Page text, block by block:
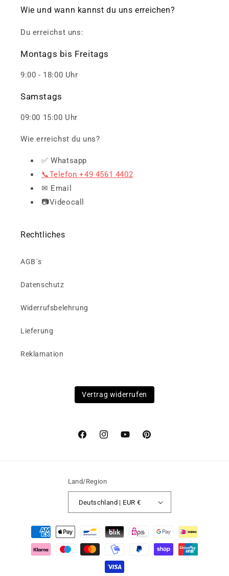
Wie und wann kannst du uns erreichen?
Du erreichst uns:
Montags bis Freitags
9:00 - 18:00 Uhr
Samstags
09:00 15:00 Uhr
Wie erreichst du uns?
✅ Whatsapp
📞Telefon +49 4561 4402
✉ Email
📷Videocall
Rechtliches
AGB´s
Datenschutz
Widerrufsbelehrung
Lieferung
Reklamation
Vertrag widerrufen
FacebookInstagramYouTubePinterest
Land/Region
Deutschland | EUR €
Zahlungsmethoden